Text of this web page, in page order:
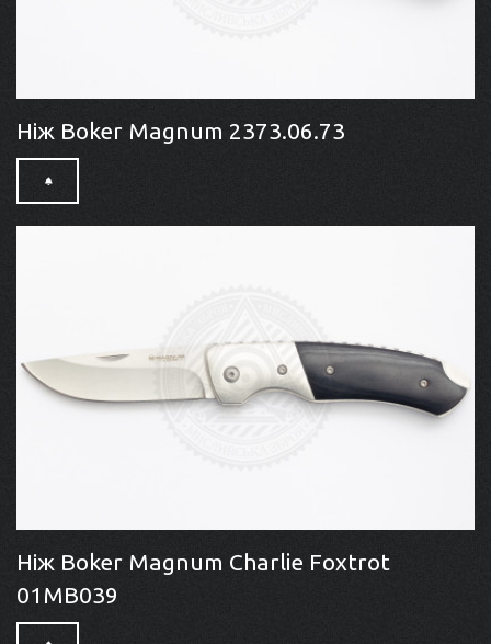
Ніж Boker Magnum 2373.06.73
Ніж Boker Magnum Charlie Foxtrot
01MB039